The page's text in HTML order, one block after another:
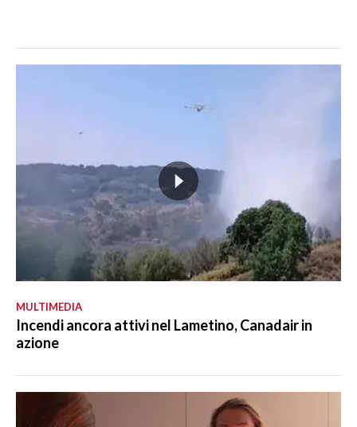
MULTIMEDIA
Incendi ancora attivi nel Lametino, Canadair in
azione